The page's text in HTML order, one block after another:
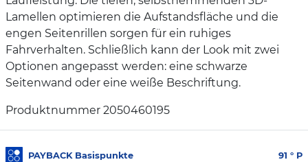
Lamellen optimieren die Aufstandsfläche und die
engen Seitenrillen sorgen für ein ruhiges
Fahrverhalten. Schließlich kann der Look mit zwei
Optionen angepasst werden: eine schwarze
Seitenwand oder eine weiße Beschriftung.
Produktnummer 2050460195
PAYBACK Basispunkte 91 ° P